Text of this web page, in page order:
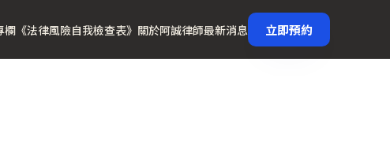
欄 《法律風險自我檢查表》 關於阿誠律師最新消息 立即預約